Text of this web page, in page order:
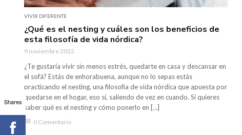
VIVIR DIFERENTE
¿Qué es el nesting y cuáles son los beneficios de
esta filosofía de vida nórdica?
9 noviembre 2022
¿Te gustaría vivir sin menos estrés, quedarte en casa y descansar en
el sofá? Estás de enhorabuena, aunque no lo sepas estás
practicando el nesting, una filosofía de vida nórdica que apuesta por
quedarse en el hogar, eso sí, saliendo de vez en cuando. Si quieres
saber qué es el nesting y cómo ponerlo en […]
chat_bubble 0 Comentario
Shares